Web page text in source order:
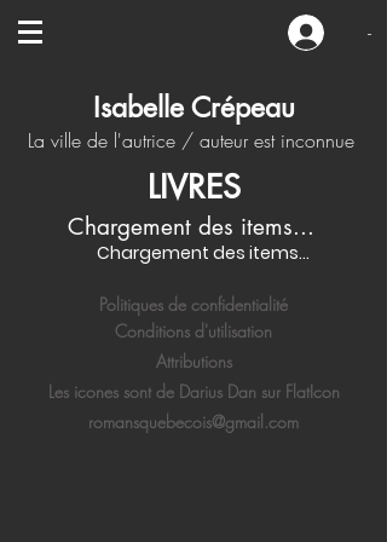
-
Isabelle Crépeau
La ville de l'autrice / auteur est inconnue
LIVRES
Chargement des items...
Chargement des items...
Politiques de confidentialité
Conditions d'utilisation
Attributions
Les icones sont de Darius Dan sur FlatIcon
romansquebecois@gmail.com